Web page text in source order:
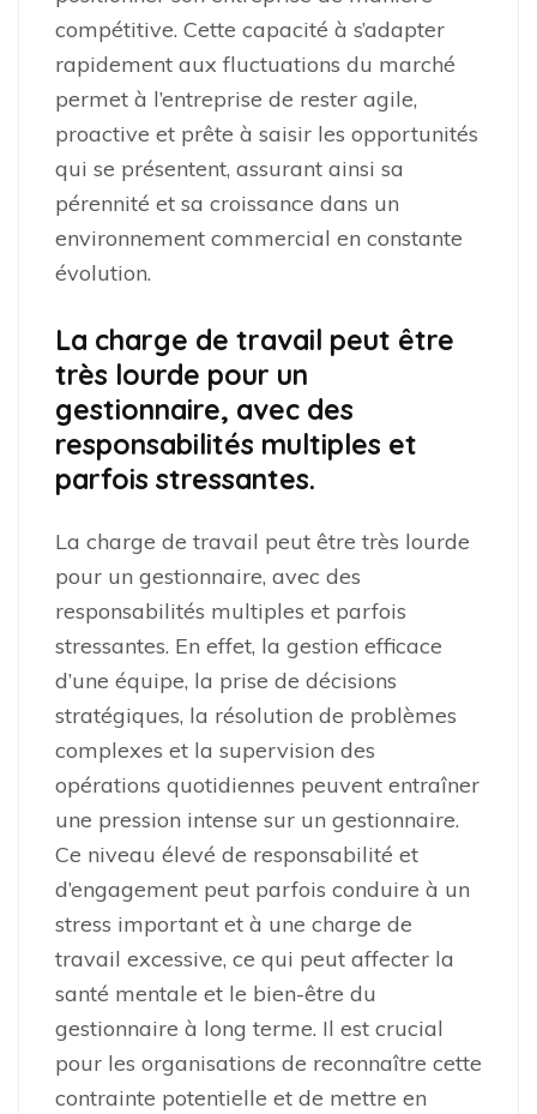
compétitive. Cette capacité à s’adapter
rapidement aux fluctuations du marché
permet à l’entreprise de rester agile,
proactive et prête à saisir les opportunités
qui se présentent, assurant ainsi sa
pérennité et sa croissance dans un
environnement commercial en constante
évolution.
La charge de travail peut être
très lourde pour un
gestionnaire, avec des
responsabilités multiples et
parfois stressantes.
La charge de travail peut être très lourde
pour un gestionnaire, avec des
responsabilités multiples et parfois
stressantes. En effet, la gestion efficace
d’une équipe, la prise de décisions
stratégiques, la résolution de problèmes
complexes et la supervision des
opérations quotidiennes peuvent entraîner
une pression intense sur un gestionnaire.
Ce niveau élevé de responsabilité et
d’engagement peut parfois conduire à un
stress important et à une charge de
travail excessive, ce qui peut affecter la
santé mentale et le bien-être du
gestionnaire à long terme. Il est crucial
pour les organisations de reconnaître cette
contrainte potentielle et de mettre en